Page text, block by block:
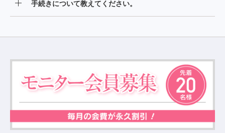
ご遠慮いただいております。
手続きについて教えてください。
ます。なお、2025年9月以降のご入会の方は、前月5日まで